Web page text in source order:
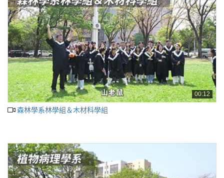
00:12
森林學系林學組＆木材科學組